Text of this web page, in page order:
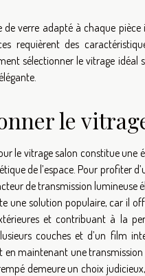
de verre adapté à chaque
requièrent des
sélectionner le vitrage idéal
le
le vitrage salon constitue une
de l’espace. Pour profiter
de transmission lumineuse
une solution populaire, car il
et contribuant à la
couches et d’un film
en maintenant une
demeure un choix